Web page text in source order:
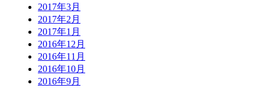
2017年3月
2017年2月
2017年1月
2016年12月
2016年11月
2016年10月
2016年9月